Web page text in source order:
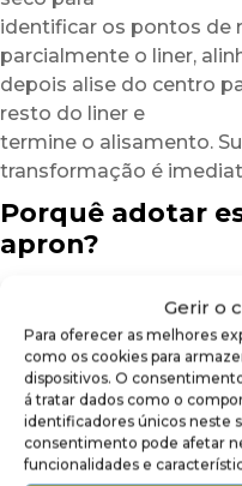
Gerir o
Para oferecer as melhores
como os cookies para
dispositivos. O
á tratar dados como o
identificadores únicos neste
consentimento pode afetar
funcionalidades e
identificar os pontos de
parcialmente o liner,
depois alise do centro
resto do liner e
termine o alisamento.
transformação é
Porquê adotar
apron?
Para realçar a
minutos
Para acrescentar um
brilhante e duradouro
Nota:Os visuais são